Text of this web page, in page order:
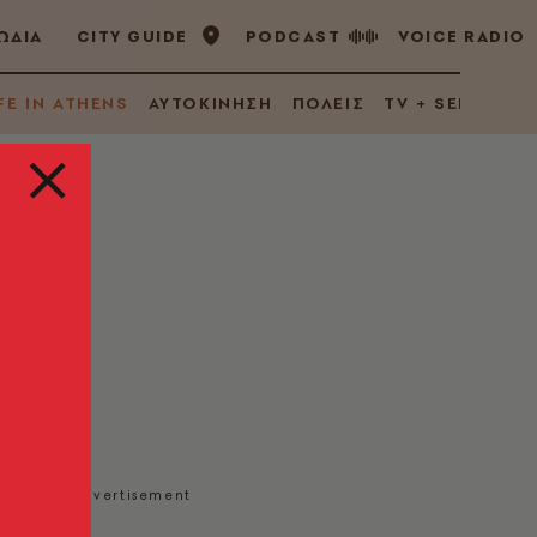
CITY GUIDE PODCAST VOICE RADIO
IN ATHENS ΑΥΤΟΚΙΝΗΣΗ ΠΟΛΕΙΣ TV + SERIES